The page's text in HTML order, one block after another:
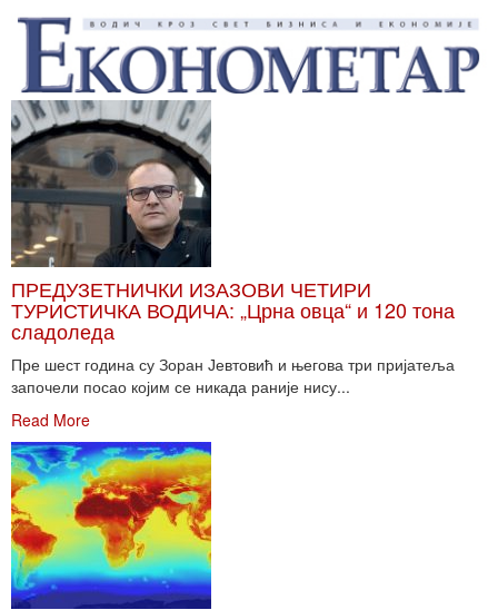
ПРЕДУЗЕТНИЧКИ ИЗАЗОВИ ЧЕТИРИ
ТУРИСТИЧКА ВОДИЧА: „Црна овца“ и 120 тона
сладоледа
Пре шест година су Зоран Јевтовић и његова три пријатеља
започели посао којим се никада раније нису...
Read More